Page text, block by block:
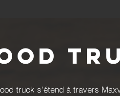
truck s'étend à travers